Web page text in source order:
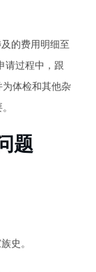
的费用明细至
请过程中，跟
体检和其他杂
题
史。